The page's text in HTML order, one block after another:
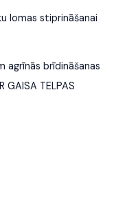
lomas stiprināšanai
agrīnās brīdināšanas
GAISA TELPAS